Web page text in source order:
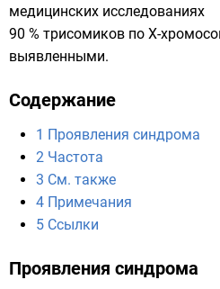
медицинских исследованиях
90 % трисомиков по X-
выявленными.
Содержание
1 Проявления синдрома
2 Частота
3 См. также
4 Примечания
5 Ссылки
Проявления синдрома